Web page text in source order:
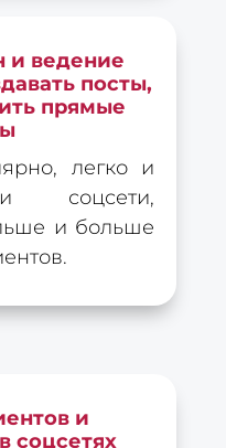
и ведение
посты,
прямые
легко и
соцсети,
и больше
и
соцсетях